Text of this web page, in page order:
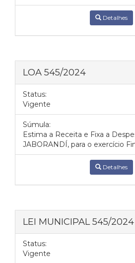
Detalhes
LOA 545/2024
Status:
Vigente
Súmula:
Estima a Receita e Fixa a
JABORANDÍ, para o exercício
Detalhes
LEI MUNICIPAL 545/2024
Status:
Vigente